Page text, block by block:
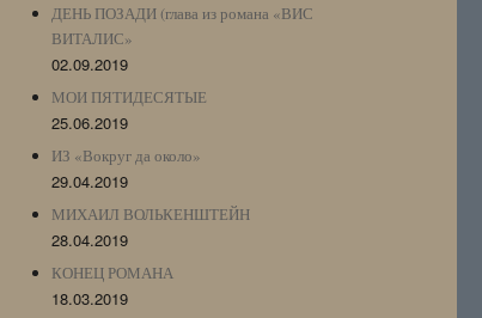
ДЕНЬ ПОЗАДИ (глава из романа «ВИС
ВИТАЛИС»
02.09.2019
МОИ ПЯТИДЕСЯТЫЕ
25.06.2019
ИЗ «Вокруг да около»
29.04.2019
МИХАИЛ ВОЛЬКЕНШТЕЙН
28.04.2019
КОНЕЦ РОМАНА
18.03.2019